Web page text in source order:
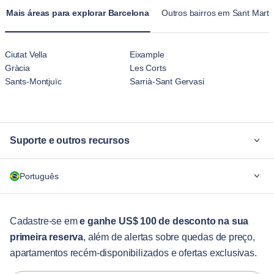
Mais áreas para explorar Barcelona Outros bairros em Sant Martí
Ciutat Vella
Eixample
Gràcia
Les Corts
Sants-Montjuïc
Sarrià-Sant Gervasi
Suporte e outros recursos
Para empresas
Serviços aos hóspedes
Guias da cidade
Português
English
Português
Cadastre-se eme ganhe US$ 100 de desconto na sua
primeira reserva, além de alertas sobre quedas de preço,
apartamentos recém-disponibilizados e ofertas exclusivas.